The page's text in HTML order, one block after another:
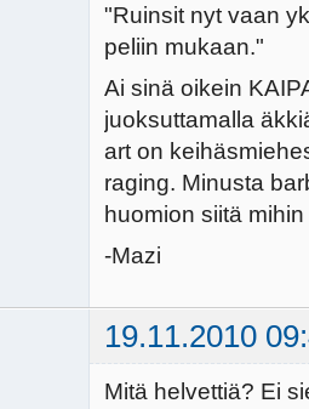
"Ruinsit nyt vaan
peliin mukaan."
Ai sinä oikein
juoksuttamalla
art on
raging. Minusta
huomion siitä
-Mazi
19.11.2010
Mitä helvettiä? Ei